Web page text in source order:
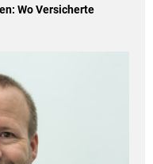
Wo Versicherte